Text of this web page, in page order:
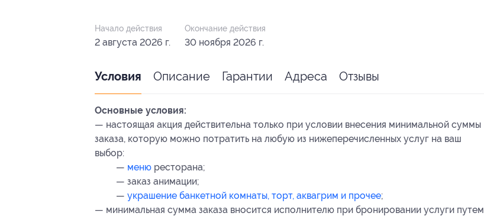
Начало действия
2 августа 2026 г.
Окончание действия
30 ноября 2026 г.
Условия Описание Гарантии Адреса Отзывы
Основные условия:
— настоящая акция действительна только при условии внесения минимальной суммы
заказа, которую можно потратить на любую из нижеперечисленных услуг на ваш
выбор:
— меню ресторана;
— заказ анимации;
— украшение банкетной комнаты, торт, аквагрим и прочее;
— минимальная сумма заказа вносится исполнителю при бронировании услуги путем